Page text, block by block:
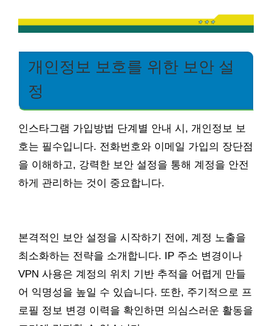
개인정보 보호를 위한 보안 설
정
인스타그램 가입방법 단계별 안내 시, 개인정보 보
호는 필수입니다. 전화번호와 이메일 가입의 장단점
을 이해하고, 강력한 보안 설정을 통해 계정을 안전
하게 관리하는 것이 중요합니다.
본격적인 보안 설정을 시작하기 전에, 계정 노출을
최소화하는 전략을 소개합니다. IP 주소 변경이나
VPN 사용은 계정의 위치 기반 추적을 어렵게 만들
어 익명성을 높일 수 있습니다. 또한, 주기적으로 프
로필 정보 변경 이력을 확인하면 의심스러운 활동을